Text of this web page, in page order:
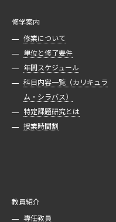
修学案内
修業について
単位と修了要件
年間スケジュール
科目内容一覧（カリキュラ
ム・シラバス）
特定課題研究とは
授業時間割
教員紹介
専任教員